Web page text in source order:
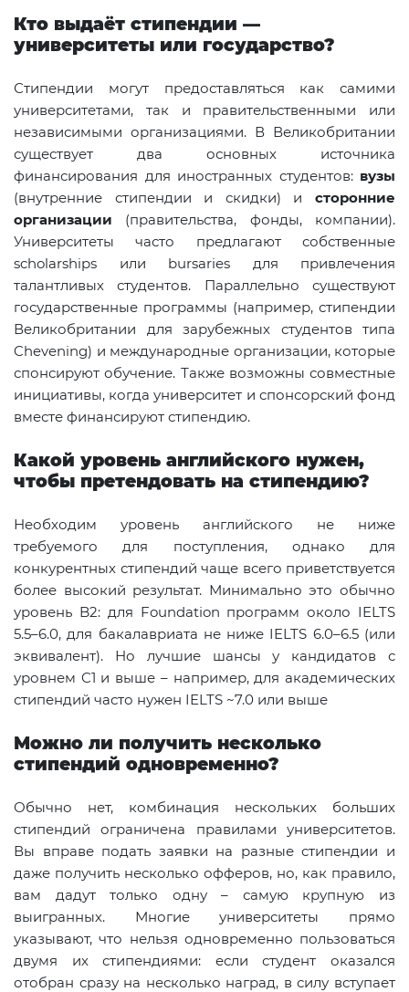
Кто выдаёт стипендии —
университеты или государство?
Стипендии могут предоставляться как самими
университетами, так и правительственными или
независимыми организациями. В Великобритании
существует два основных источника
финансирования для иностранных студентов: вузы
(внутренние стипендии и скидки) и сторонние
организации (правительства, фонды, компании).
Университеты часто предлагают собственные
scholarships или bursaries для привлечения
талантливых студентов. Параллельно существуют
государственные программы (например, стипендии
Великобритании для зарубежных студентов типа
Chevening) и международные организации, которые
спонсируют обучение. Также возможны совместные
инициативы, когда университет и спонсорский фонд
вместе финансируют стипендию.
Какой уровень английского нужен,
чтобы претендовать на стипендию?
Необходим уровень английского не ниже
требуемого для поступления, однако для
конкурентных стипендий чаще всего приветствуется
более высокий результат. Минимально это обычно
уровень B2: для Foundation программ около IELTS
5.5–6.0, для бакалавриата не ниже IELTS 6.0–6.5 (или
эквивалент). Но лучшие шансы у кандидатов с
уровнем C1 и выше – например, для академических
стипендий часто нужен IELTS ~7.0 или выше
Можно ли получить несколько
стипендий одновременно?
Обычно нет, комбинация нескольких больших
стипендий ограничена правилами университетов.
Вы вправе подать заявки на разные стипендии и
даже получить несколько офферов, но, как правило,
вам дадут только одну – самую крупную из
выигранных. Многие университеты прямо
указывают, что нельзя одновременно пользоваться
двумя их стипендиями: если студент оказался
отобран сразу на несколько наград, в силу вступает